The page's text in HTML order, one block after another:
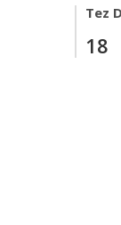
Tez
18